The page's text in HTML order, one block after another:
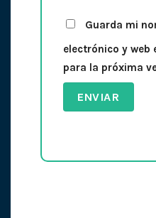
Guarda mi
electrónico y web
para la próxima